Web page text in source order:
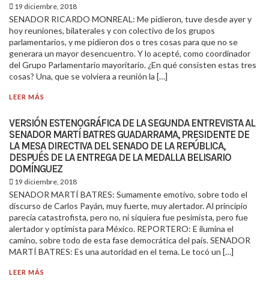
19 diciembre, 2018
SENADOR RICARDO MONREAL: Me pidieron, tuve desde ayer y
hoy reuniones, bilaterales y con colectivo de los grupos
parlamentarios, y me pidieron dos o tres cosas para que no se
generara un mayor desencuentro. Y lo acepté, como coordinador
del Grupo Parlamentario mayoritario. ¿En qué consisten estas tres
cosas? Una, que se volviera a reunión la […]
LEER MÁS
VERSIÓN ESTENOGRÁFICA DE LA SEGUNDA ENTREVISTA AL
SENADOR MARTÍ BATRES GUADARRAMA, PRESIDENTE DE
LA MESA DIRECTIVA DEL SENADO DE LA REPÚBLICA,
DESPUÉS DE LA ENTREGA DE LA MEDALLA BELISARIO
DOMÍNGUEZ
19 diciembre, 2018
SENADOR MARTÍ BATRES: Sumamente emotivo, sobre todo el
discurso de Carlos Payán, muy fuerte, muy alertador. Al principio
parecía catastrofista, pero no, ni siquiera fue pesimista, pero fue
alertador y optimista para México. REPORTERO: E ilumina el
camino, sobre todo de esta fase democrática del país. SENADOR
MARTÍ BATRES: Es una autoridad en el tema. Le tocó un […]
LEER MÁS